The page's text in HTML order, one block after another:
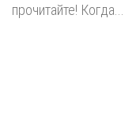
прочитайте! Когда...